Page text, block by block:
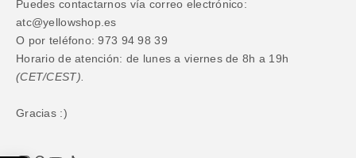
Puedes contactarnos vía correo electrónico:
atc@yellowshop.es
O por teléfono: 973 94 98 39
Horario de atención: de lunes a viernes de 8h a 19h
(CET/CEST).
Gracias :)